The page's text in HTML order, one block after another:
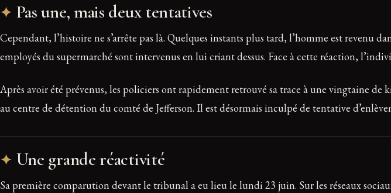
Pas une, mais deux tentatives
Cependant, l’histoire ne s’arrête pas là. Quelques instants plus tard, l’homme est revenu
employés du supermarché sont intervenus en lui criant dessus. Face à cette réaction,
Après avoir été prévenus, les policiers ont rapidement retrouvé sa trace à une vingtaine
au centre de détention du comté de Jefferson. Il est désormais inculpé de tentative
Une grande réactivité
Sa première comparution devant le tribunal a eu lieu le lundi 23 juin. Sur les réseaux